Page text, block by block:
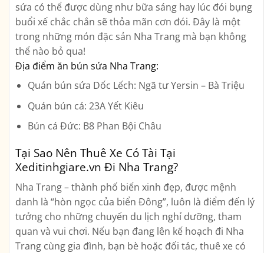
sứa có thể được dùng như bữa sáng hay lúc đói bụng
buổi xế chắc chắn sẽ thỏa mãn cơn đói. Đây là một
trong những món đặc sản Nha Trang mà bạn không
thể nào bỏ qua!
Địa điểm ăn bún sứa Nha Trang:
Quán bún sứa Dốc Lếch: Ngã tư Yersin – Bà Triệu
Quán bún cá: 23A Yết Kiêu
Bún cá Đức: B8 Phan Bội Châu
Tại Sao Nên Thuê Xe Có Tài Tại
Xeditinhgiare.vn Đi Nha Trang?
Nha Trang – thành phố biển xinh đẹp, được mệnh
danh là “hòn ngọc của biển Đông”, luôn là điểm đến lý
tưởng cho những chuyến du lịch nghỉ dưỡng, tham
quan và vui chơi. Nếu bạn đang lên kế hoạch đi Nha
Trang cùng gia đình, bạn bè hoặc đối tác, thuê xe có